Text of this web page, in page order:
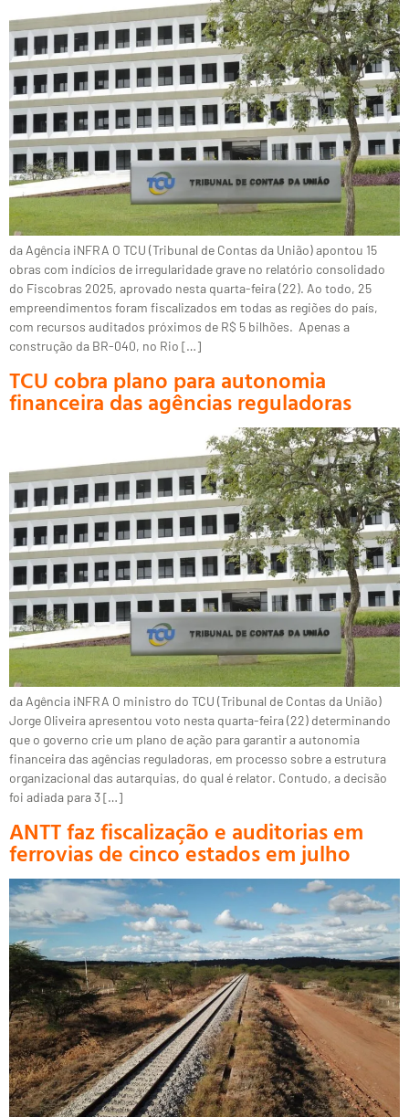
da Agência iNFRA O TCU (Tribunal de Contas da União) apontou 15
obras com indícios de irregularidade grave no relatório consolidado
do Fiscobras 2025, aprovado nesta quarta-feira (22). Ao todo, 25
empreendimentos foram fiscalizados em todas as regiões do país,
com recursos auditados próximos de R$ 5 bilhões. Apenas a
construção da BR-040, no Rio […]
TCU cobra plano para autonomia
financeira das agências reguladoras
da Agência iNFRA O ministro do TCU (Tribunal de Contas da União)
Jorge Oliveira apresentou voto nesta quarta-feira (22) determinando
que o governo crie um plano de ação para garantir a autonomia
financeira das agências reguladoras, em processo sobre a estrutura
organizacional das autarquias, do qual é relator. Contudo, a decisão
foi adiada para 3 […]
ANTT faz fiscalização e auditorias em
ferrovias de cinco estados em julho